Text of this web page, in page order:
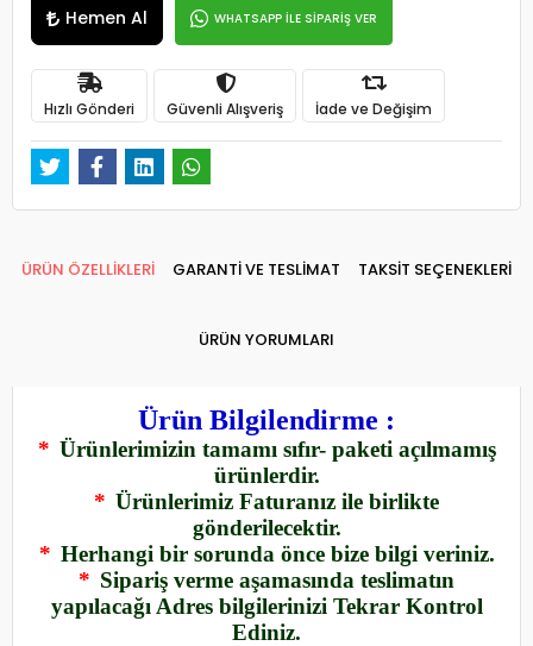
Hemen Al WHATSAPP İLE SİPARİŞ VER
Hızlı Gönderi Güvenli Alışveriş İade ve Değişim
ÜRÜN ÖZELLİKLERİ GARANTİ VE TESLİMAT TAKSİT SEÇENEKLERİ
ÜRÜN YORUMLARI
Ürün Bilgilendirme :
* Ürünlerimizin tamamı sıfır- paketi açılmamış
ürünlerdir.
* Ürünlerimiz Faturanız ile birlikte
gönderilecektir.
* Herhangi bir sorunda önce bize bilgi veriniz.
* Sipariş verme aşamasında teslimatın
yapılacağı Adres bilgilerinizi Tekrar Kontrol
Ediniz.